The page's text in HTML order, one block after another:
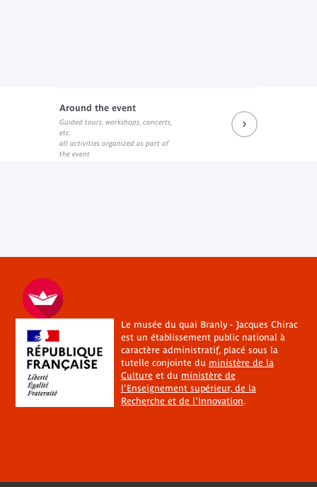
Around the event
Guided tours, workshops, concerts,
etc.
all activities organized as part of
the event
Le musée du quai Branly - Jacques Chirac
est un établissement public national à
caractère administratif, placé sous la
tutelle conjointe du ministère de la
Cultureet du ministère de
l'Enseignement supérieur, de la
Recherche et de l'Innovation.